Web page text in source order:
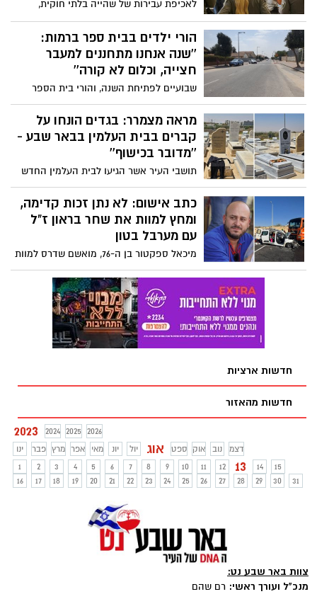
לאכיפת עבירות של שהייה בלתי חוקית,
בפעילותם עצרו הכוחות 260 שוהים בלתי
חוקיים ו-74 חשודים בהסעתם ובעסקתם
הורי ילדים בבית ספר ברמות:
''שנה אנחנו מתחננים למעבר
חצייה, וכלום לא קורה''
שבועיים לפתיחת השנה, והורי בית הספר
אפיקים בנגב ברמות חוששים לחיי ילדיהם
ותוקפים את העירייה: ''הביטחון של הילדים
בידיים שלהם וזה לא טופל''
מראה מצמרר: בגדים הונחו על
קברים בבית העלמין בבאר שבע -
''מדובר בכישוף''
תושבי העיר אשר הגיעו לבית העלמין החדש
בבאר שבע, הופתעו לגלות מחזה מצמרר
וטוענים - ''מדובר בכישוף''. ואיך זה קשור
לבובות הוודו שהתגלו במקום לפני מספר
חודשים?
כתב אישום: לא נתן זכות קדימה,
ומחץ למוות את שחר בראון ז"ל
עם מערבל בטון
מיכאל ספקטור בן ה-76, מואשם שדרס למוות
את שחר בראון ז"ל בן ה-37, לפני מספר
חודשים בצומת מדרשת בן גוריון. כל הפרטים
חדשות ארציות
חדשות מהאזור
2023 2024 2025
2026
ינו
פבר מרץ אפר מאי יונ יול אוג ספט אוק נוב
דצמ
1
2 3 4 5 6 7 8 9 10 11 12 13 14
15
16
17 18 19 20 21 22 23 24 25 26 27 28 29 30 31
צוות באר שבע נט:
מנכ"ל ועורך ראשי: רם שהם